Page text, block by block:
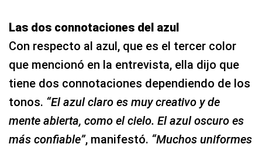
Las dos connotaciones del azul
Con respecto al azul, que es el tercer color
que mencionó en la entrevista, ella dijo que
tiene dos connotaciones dependiendo de los
tonos. “El azul claro es muy creativo y de
mente abierta, como el cielo. El azul oscuro es
más confiable”, manifestó. “Muchos uniformes